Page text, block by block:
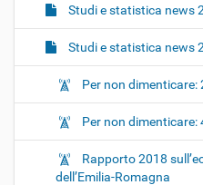
Studi e statistica news
Studi e statistica news
Per non dimenticare:
Per non
Rapporto 2018
dell’Emilia-Romagna